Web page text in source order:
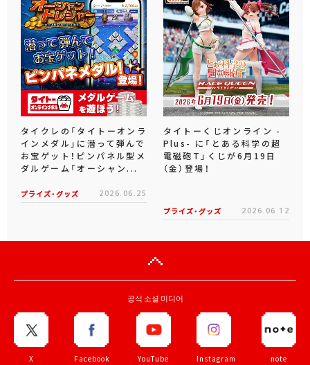
タイクレの「タイトーオンラ
インメダル」に潜って弾んで
お宝ゲット！ピンパネル型メ
ダルゲーム「オーシャン...
プライズ・グッズ 2026.06.25
タイトーくじオンライン -
Plus- に「とある科学の超
電磁砲T」くじが6月19日
（金）登場！
プライズ・グッズ 2026.06.12
공식 소셜 미디어
X Facebook YouTube Instagram note